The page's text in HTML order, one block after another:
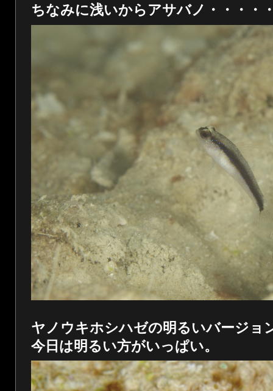
ちなみに浅いからアサバノ・・・・
ヤノウキホシハゼの明るいバージョ
今日は明るい方がいっぱい。